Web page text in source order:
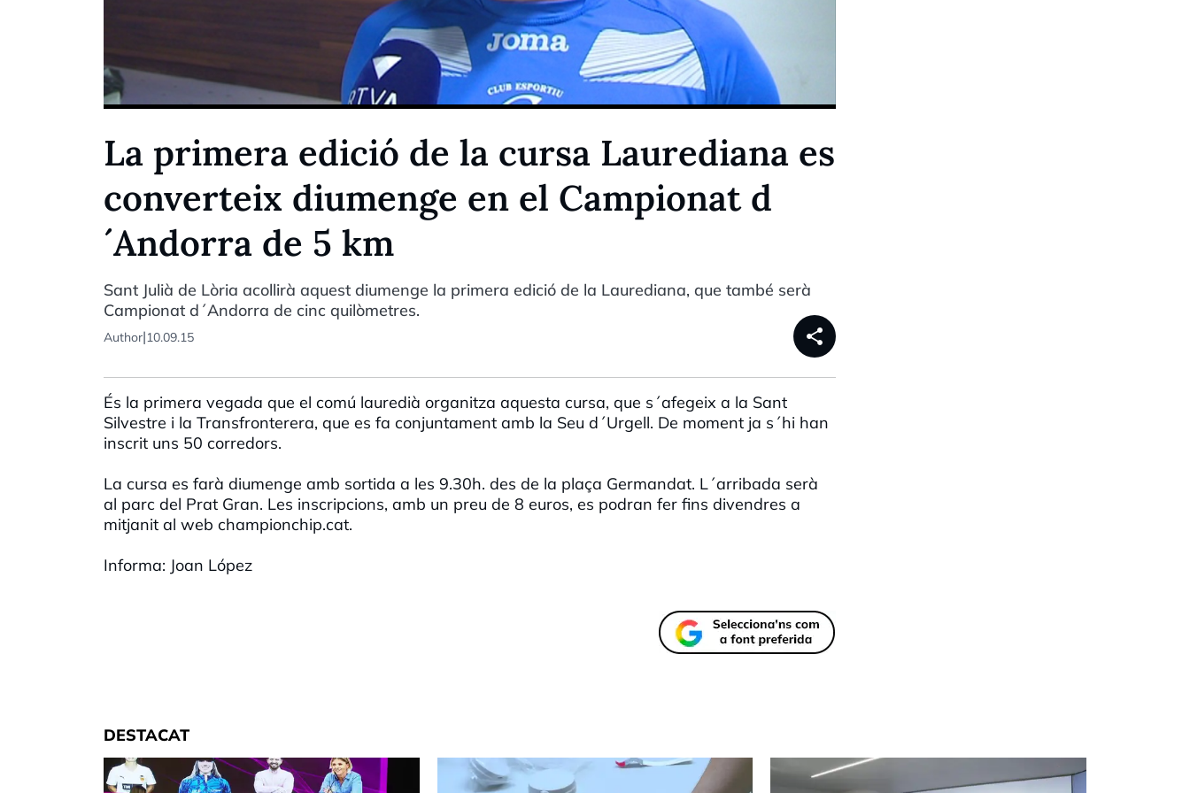
La primera edició de la cursa Laurediana es
converteix diumenge en el Campionat d
´Andorra de 5 km
Sant Julià de Lòria acollirà aquest diumenge la primera edició de la Laurediana, que també serà
Campionat d´Andorra de cinc quilòmetres.
Author|10.09.15 share
És la primera vegada que el comú lauredià organitza aquesta cursa, que s´afegeix a la Sant
Silvestre i la Transfronterera, que es fa conjuntament amb la Seu d´Urgell. De moment ja s´hi han
inscrit uns 50 corredors.
La cursa es farà diumenge amb sortida a les 9.30h. des de la plaça Germandat. L´arribada serà
al parc del Prat Gran. Les inscripcions, amb un preu de 8 euros, es podran fer fins divendres a
mitjanit al web championchip.cat.
Informa: Joan López
DESTACAT